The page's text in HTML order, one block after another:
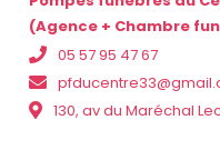
(Agence + Chambre
05 57 95 47 67
130, av du Maréchal